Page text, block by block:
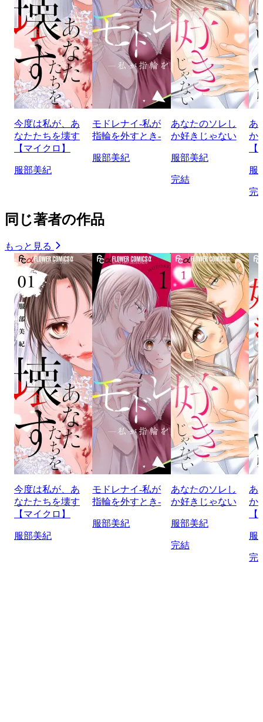
今度は私が、あ
なたたちを壊す
【マイクロ】
服部美紀
モドレナイ-私が
指輪を外すとき-
服部美紀
あなたのソレし
か好きじゃない
服部美紀
完結
あ
か
服
完
同じ著者の作品
もっと見る
今度は私が、あ
なたたちを壊す
【マイクロ】
服部美紀
モドレナイ-私が
指輪を外すとき-
服部美紀
あなたのソレし
か好きじゃない
服部美紀
完結
あ
か
服
完